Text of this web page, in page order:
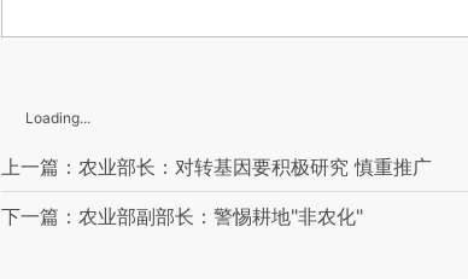
Loading...
上一篇：农业部长：对转基因要积极研究 慎重推广
下一篇：农业部副部长：警惕耕地"非农化"